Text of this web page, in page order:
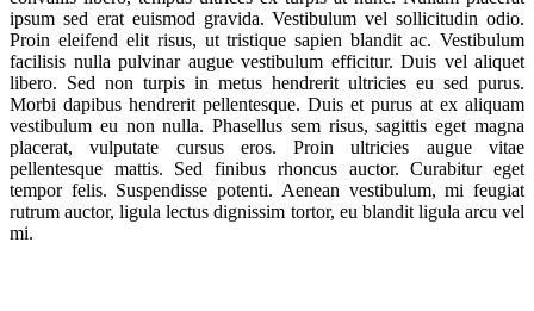
ipsum sed erat euismod gravida. Vestibulum vel sollicitudin odio.
Proin eleifend elit risus, ut tristique sapien blandit ac. Vestibulum
facilisis nulla pulvinar augue vestibulum efficitur. Duis vel aliquet
libero. Sed non turpis in metus hendrerit ultricies eu sed purus.
Morbi dapibus hendrerit pellentesque. Duis et purus at ex aliquam
vestibulum eu non nulla. Phasellus sem risus, sagittis eget magna
placerat, vulputate cursus eros. Proin ultricies augue vitae
pellentesque mattis. Sed finibus rhoncus auctor. Curabitur eget
tempor felis. Suspendisse potenti. Aenean vestibulum, mi feugiat
rutrum auctor, ligula lectus dignissim tortor, eu blandit ligula arcu vel
mi.